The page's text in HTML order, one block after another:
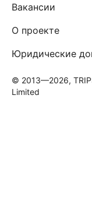
Вакансии
О проекте
Юридические
© 2013—2026,
Limited